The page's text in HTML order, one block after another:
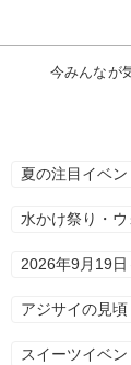
今みんなが
夏の注目イベ
水かけ祭り・
2026年9月19日
アジサイの見頃
スイーツイベン